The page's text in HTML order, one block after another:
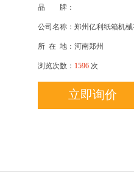
品 牌：
公司名称：郑州亿利纸箱机械
所 在 地：河南郑州
浏览次数： 1596 次
立即询价